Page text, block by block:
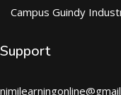
Campus Guindy
Support